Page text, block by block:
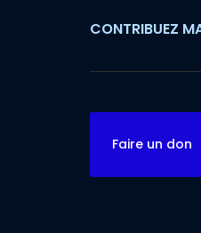
CONTRIBUEZ
Faire un don